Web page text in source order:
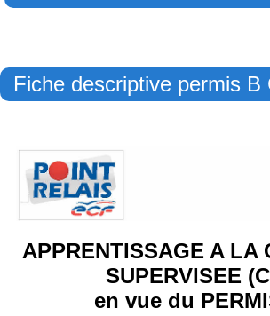
Fiche descriptive permis B
APPRENTISSAGE A LA
SUPERVISEE
en vue du